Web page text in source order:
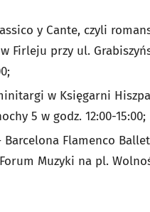
y Cante, czyli
Firleju przy ul.
w Księgarni
5 w godz. 12:00-15:00;
Barcelona Flamenco
Muzyki na pl.